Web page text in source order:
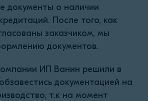
документы о наличии
После того, как
заказчиком, мы
документов.
ИП Ванин решили в
документацией на
т.к на момент